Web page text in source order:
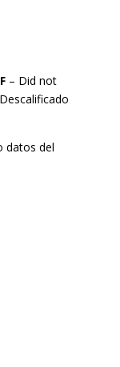
– Did not
datos del